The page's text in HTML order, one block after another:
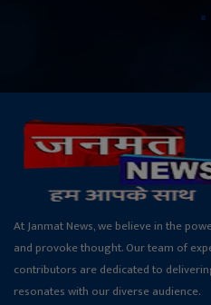
At Janmat News, we believe in the
and provoke thought. Our team of
contributors are dedicated to
resonates with our diverse audience.